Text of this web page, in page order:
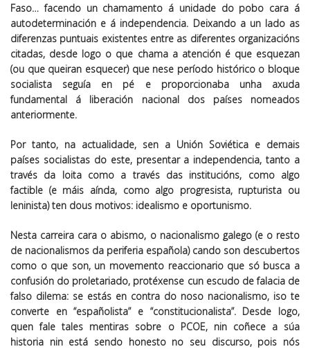
Faso… facendo un chamamento á unidade do pobo cara á
autodeterminación e á independencia. Deixando a un lado as
diferenzas puntuais existentes entre as diferentes organizacións
citadas, desde logo o que chama a atención é que esquezan
(ou que queiran esquecer) que nese período histórico o bloque
socialista seguía en pé e proporcionaba unha axuda
fundamental á liberación nacional dos países nomeados
anteriormente.
Por tanto, na actualidade, sen a Unión Soviética e demais
países socialistas do este, presentar a independencia, tanto a
través da loita como a través das institucións, como algo
factible (e máis aínda, como algo progresista, rupturista ou
leninista) ten dous motivos: idealismo e oportunismo.
Nesta carreira cara o abismo, o nacionalismo galego (e o resto
de nacionalismos da periferia española) cando son descubertos
como o que son, un movemento reaccionario que só busca a
confusión do proletariado, protéxense cun escudo de falacia de
falso dilema: se estás en contra do noso nacionalismo, iso te
converte en “españolista” e “constitucionalista”. Desde logo,
quen fale tales mentiras sobre o PCOE, nin coñece a súa
historia nin está sendo honesto no seu discurso, pois nós